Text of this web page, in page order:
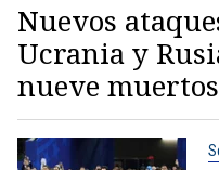
Nuevos
Ucrania y
nueve muertos